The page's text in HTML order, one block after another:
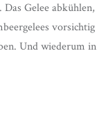
Gelee abkühlen,
vorsichtig
Und wiederum in